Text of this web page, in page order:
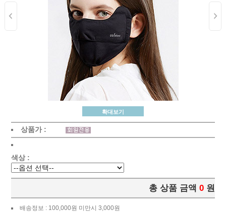
확대보기
상품가 :
색상 :
총 상품 금액 0 원
배송정보 : 100,000원 미만시 3,000원